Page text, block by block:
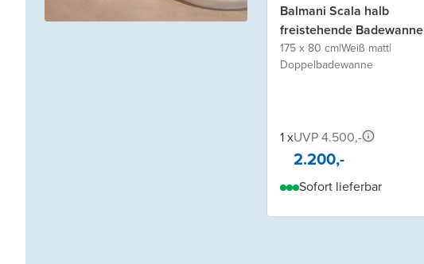
Balmani Scala halb
freistehende Badewanne
175 x 80 cm|Weiß matt|
Doppelbadewanne
1 xUVP 4.500,-
2.200,-
Sofort lieferbar